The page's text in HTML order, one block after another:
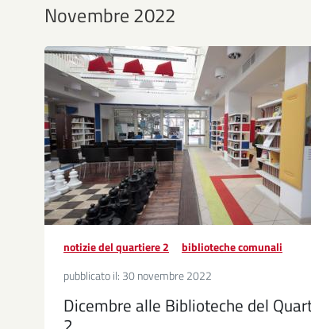
Novembre 2022
notizie del quartiere 2
biblioteche comunali
pubblicato il: 30 novembre 2022
Dicembre alle Biblioteche del